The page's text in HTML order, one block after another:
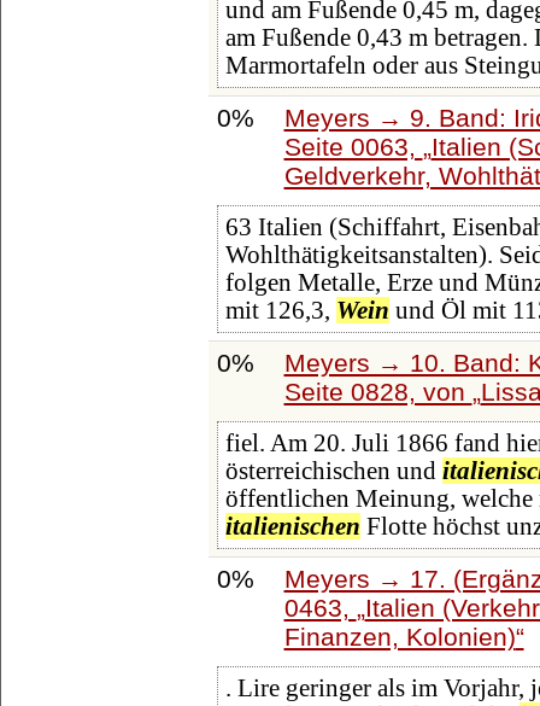
und am Fußende 0,45 m,
am Fußende 0,43 m betragen.
Marmortafeln oder aus
0%
Meyers → 9. Band:
Seite 0063,
Italien
Geldverkehr,
63 Italien (Schiffahrt,
Wohlthätigkeitsanstalten).
folgen Metalle, Erze und
mit 126,3, Wein und Öl mit
0%
Meyers → 10. Band:
Seite 0828, von
fiel. Am 20. Juli 1866 fand
österreichischen und
öffentlichen Meinung,
italienischen Flotte höchst
0%
Meyers → 17.
0463,
Italien
Finanzen, Kolonien)
. Lire geringer als im